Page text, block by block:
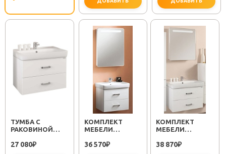
ТУМБА С
РАКОВИНОЙ
27 080₽
КОМПЛЕКТ
МЕБЕЛИ
36 570₽
КОМПЛЕКТ
МЕБЕЛИ
38 870₽